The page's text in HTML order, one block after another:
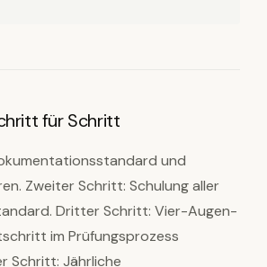
für Schritt
und
Zweiter Schritt: Schulung aller
Dritter Schritt: Vier-Augen-
im Prüfungsprozess
Schritt: Jährliche